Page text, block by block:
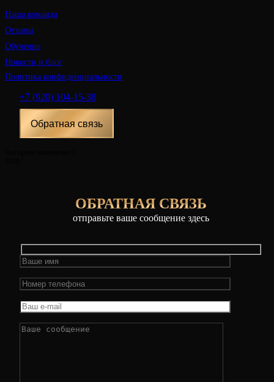
Наша команда
Отзывы
Обучение
Новости и блог
Политика конфиденциальности
+7 (920) 104-15-38
Обратная связь
ОБРАТНАЯ СВЯЗЬ
отправьте ваше сообщение здесь